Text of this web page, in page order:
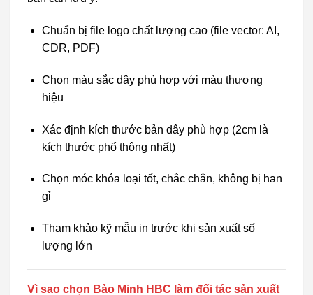
Chuẩn bị file logo chất lượng cao (file vector: AI,
CDR, PDF)
Chọn màu sắc dây phù hợp với màu thương
hiệu
Xác định kích thước bản dây phù hợp (2cm là
kích thước phổ thông nhất)
Chọn móc khóa loại tốt, chắc chắn, không bị han
gỉ
Tham khảo kỹ mẫu in trước khi sản xuất số
lượng lớn
Vì sao chọn Bảo Minh HBC làm đối tác sản xuất